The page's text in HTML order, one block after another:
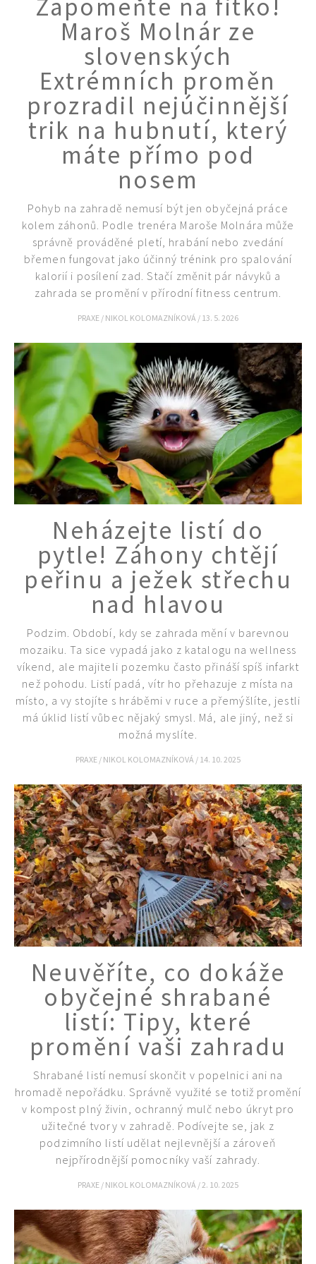
KVÍZY A TESTY
Naše krásná zahrada
Zapomeňte na fitko!
Maroš Molnár ze
slovenských
Extrémních proměn
prozradil nejúčinnější
trik na hubnutí, který
máte přímo pod
nosem
Pohyb na zahradě nemusí být jen obyčejná práce
kolem záhonů. Podle trenéra Maroše Molnára může
správně prováděné pletí, hrabání nebo zvedání
břemen fungovat jako účinný trénink pro spalování
kalorií i posílení zad. Stačí změnit pár návyků a
zahrada se promění v přírodní fitness centrum.
PRAXE / NIKOL KOLOMAZNÍKOVÁ / 13. 5. 2026
Neházejte listí do
pytle! Záhony chtějí
peřinu a ježek střechu
nad hlavou
Podzim. Období, kdy se zahrada mění v barevnou
mozaiku. Ta sice vypadá jako z katalogu na wellness
víkend, ale majiteli pozemku často přináší spíš infarkt
než pohodu. Listí padá, vítr ho přehazuje z místa na
místo, a vy stojíte s hráběmi v ruce a přemýšlíte, jestli
má úklid listí vůbec nějaký smysl. Má, ale jiný, než si
možná myslíte.
PRAXE / NIKOL KOLOMAZNÍKOVÁ / 14. 10. 2025
Neuvěříte, co dokáže
obyčejné shrabané
listí: Tipy, které
promění vaši zahradu
Shrabané listí nemusí skončit v popelnici ani na
hromadě nepořádku. Správně využité se totiž promění
v kompost plný živin, ochranný mulč nebo úkryt pro
užitečné tvory v zahradě. Podívejte se, jak z
podzimního listí udělat nejlevnější a zároveň
nejpřírodnější pomocníky vaší zahrady.
PRAXE / NIKOL KOLOMAZNÍKOVÁ / 2. 10. 2025